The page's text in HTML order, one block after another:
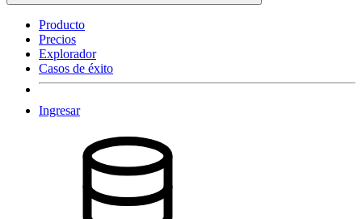
Producto
Precios
Explorador
Casos de éxito
Ingresar